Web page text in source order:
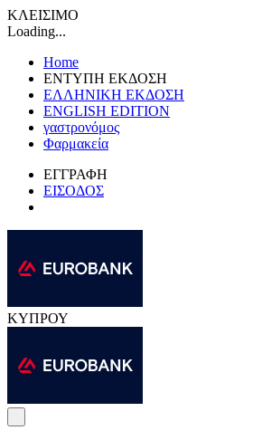
ΚΛΕΙΣΙΜΟ
Loading...
Home
ΕΝΤΥΠΗ ΕΚΔΟΣΗ
ΕΛΛΗΝΙΚΗ ΕΚΔΟΣΗ
ENGLISH EDITION
γαστρονόμος
Φαρμακεία
ΕΓΓΡΑΦΗ
ΕΙΣΟΔΟΣ
ΚΥΠΡΟΥ